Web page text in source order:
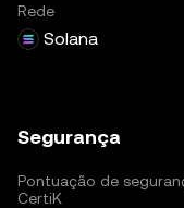
Rede
Solana
Segurança
Pontuação de
CertiK